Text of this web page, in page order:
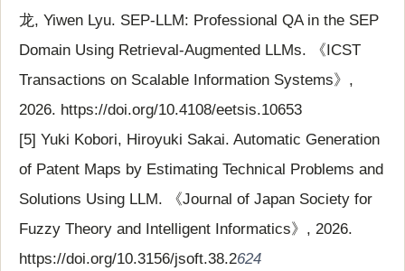
龙, Yiwen Lyu. SEP-LLM: Professional QA in the SEP
Domain Using Retrieval-Augmented LLMs. 《ICST
Transactions on Scalable Information Systems》,
2026. https://doi.org/10.4108/eetsis.10653
[5] Yuki Kobori, Hiroyuki Sakai. Automatic Generation
of Patent Maps by Estimating Technical Problems and
Solutions Using LLM. 《Journal of Japan Society for
Fuzzy Theory and Intelligent Informatics》, 2026.
https://doi.org/10.3156/jsoft.38.2624